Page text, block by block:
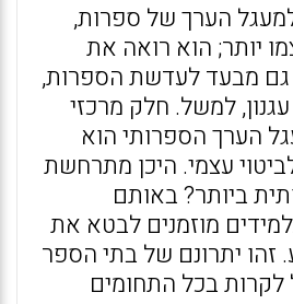
הערך של ספרות,
יותר; הוא רואה את
גם מבעד לעדשת הספרות,
למשל. חלק מרכזי
הערך הספרותי הוא
עצמי. היכן מתרחשת
ביותר? באותם
מוזמנים לבטא את
זהו יתרונם של בתי הספר
לקרות בכל התחומים